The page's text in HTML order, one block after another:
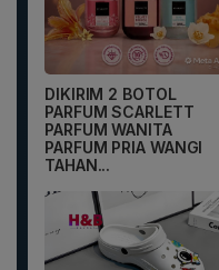
DIKIRIM 2 BOTOL
PARFUM SCARLETT
PARFUM WANITA
PARFUM PRIA WANGI
TAHAN...